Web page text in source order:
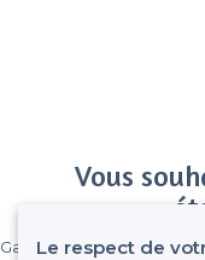
Vous
Gagnez de nombreux
Le respect de